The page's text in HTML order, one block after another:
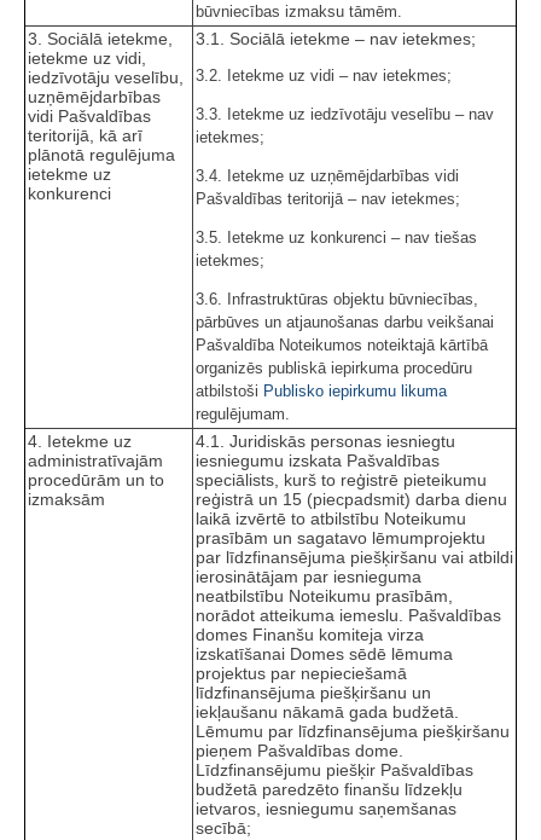
būvniecības izmaksu tāmēm.
3. Sociālā ietekme,
ietekme uz vidi,
iedzīvotāju veselību,
uzņēmējdarbības
vidi Pašvaldības
teritorijā, kā arī
plānotā regulējuma
ietekme uz
konkurenci
3.1. Sociālā ietekme – nav ietekmes;
3.2. Ietekme uz vidi – nav ietekmes;
3.3. Ietekme uz iedzīvotāju veselību – nav
ietekmes;
3.4. Ietekme uz uzņēmējdarbības vidi
Pašvaldības teritorijā – nav ietekmes;
3.5. Ietekme uz konkurenci – nav tiešas
ietekmes;
3.6. Infrastruktūras objektu būvniecības,
pārbūves un atjaunošanas darbu veikšanai
Pašvaldība Noteikumos noteiktajā kārtībā
organizēs publiskā iepirkuma procedūru
atbilstoši Publisko iepirkumu likuma
regulējumam.
4. Ietekme uz
administratīvajām
procedūrām un to
izmaksām
4.1. Juridiskās personas iesniegtu
iesniegumu izskata Pašvaldības
speciālists, kurš to reģistrē pieteikumu
reģistrā un 15 (piecpadsmit) darba dienu
laikā izvērtē to atbilstību Noteikumu
prasībām un sagatavo lēmumprojektu
par līdzfinansējuma piešķiršanu vai atbildi
ierosinātājam par iesnieguma
neatbilstību Noteikumu prasībām,
norādot atteikuma iemeslu. Pašvaldības
domes Finanšu komiteja virza
izskatīšanai Domes sēdē lēmuma
projektus par nepieciešamā
līdzfinansējuma piešķiršanu un
iekļaušanu nākamā gada budžetā.
Lēmumu par līdzfinansējuma piešķiršanu
pieņem Pašvaldības dome.
Līdzfinansējumu piešķir Pašvaldības
budžetā paredzēto finanšu līdzekļu
ietvaros, iesniegumu saņemšanas
secībā;